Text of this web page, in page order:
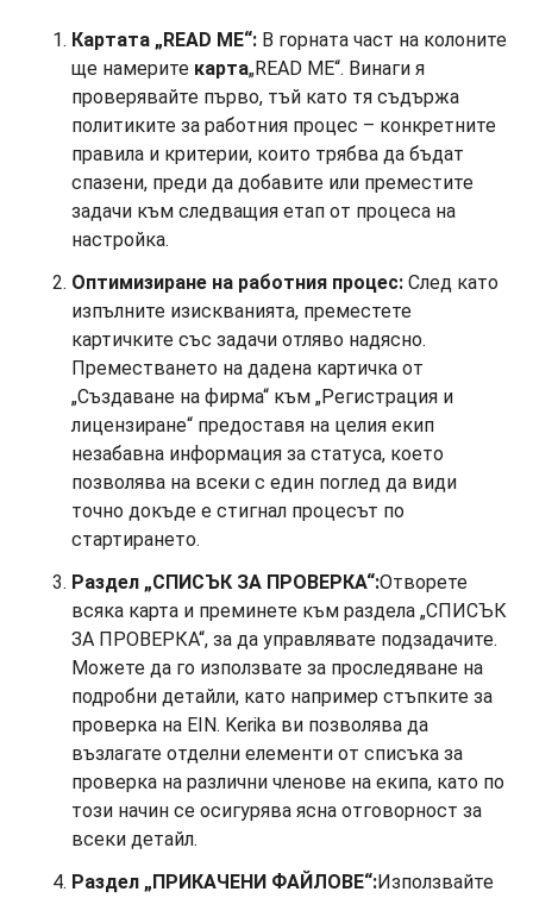
Картата „READ ME“: В горната част на колоните
ще намерите карта„READ ME“. Винаги я
проверявайте първо, тъй като тя съдържа
политиките за работния процес – конкретните
правила и критерии, които трябва да бъдат
спазени, преди да добавите или преместите
задачи към следващия етап от процеса на
настройка.
Оптимизиране на работния процес: След като
изпълните изискванията, преместете
картичките със задачи отляво надясно.
Преместването на дадена картичка от
„Създаване на фирма“ към „Регистрация и
лицензиране“ предоставя на целия екип
незабавна информация за статуса, което
позволява на всеки с един поглед да види
точно докъде е стигнал процесът по
стартирането.
Раздел „СПИСЪК ЗА ПРОВЕРКА“:Отворете
всяка карта и преминете към раздела „СПИСЪК
ЗА ПРОВЕРКА“, за да управлявате подзадачите.
Можете да го използвате за проследяване на
подробни детайли, като например стъпките за
проверка на EIN. Kerika ви позволява да
възлагате отделни елементи от списъка за
проверка на различни членове на екипа, като по
този начин се осигурява ясна отговорност за
всеки детайл.
Раздел „ПРИКАЧЕНИ ФАЙЛОВЕ“:Използвайте